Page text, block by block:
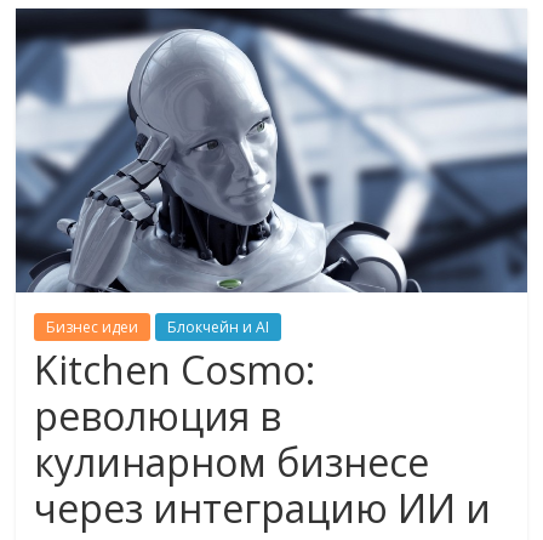
Бизнес идеи Блокчейн и AI
Kitchen Cosmo:
революция в
кулинарном бизнесе
через интеграцию ИИ и